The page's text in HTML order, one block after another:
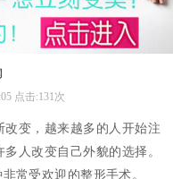
点击:131次
改变，越来越多的人开始注
人改变自己外貌的选择。
常受欢迎的整形手术。